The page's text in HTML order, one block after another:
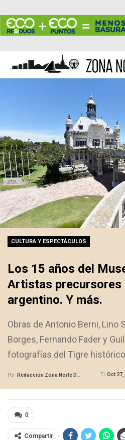
CULTURA Y ESPECTÁCULOS
Los 15 años del
Artistas precursores
argentino. Y más.
Obras de Antonio Berni, Lino
Borges, Fernando Fader y
fotografías del Tigre
Por Redacción Zona Norte Daily El Oct 27,
0
Compartir